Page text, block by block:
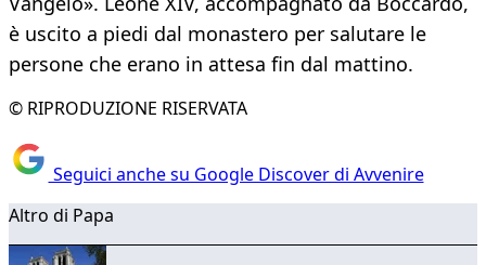
è uscito a piedi dal monastero per salutare le
persone che erano in attesa fin dal mattino.
© RIPRODUZIONE RISERVATA
Seguici anche su Google Discover di Avvenire
Altro di Papa